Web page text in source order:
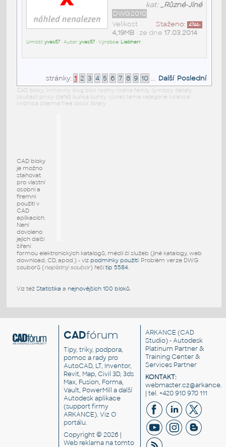
kat:_Různé-Jiné
DWG2010
Staženo: 4744x
Velikost
4,19MB• ze dne 17.03.2014
Umístil:yves57• Autor:yves57• Výrobce: Liebherr
stránky: 1 2 3 4 5 6 7 8 9 10 ... Další Poslední
CAD bloky: knihovny dwg blok rodiny rodina family symboly detaily
součásti prvky stafáž buňka buňky výkres téma kategorie kolekce
knižnica zdarma free block library
CAD bloky
je možno
stahovat
pro vlastní
osobní a
firemní
použití v
CAD
aplikacích.
Není
dovoleno
jejich další
šíření
formou elektronických katalogů, médií či služeb (jiné katalogy, web
download, CD, apod.) - viz podmínky použití. Problém verze DWG
souborů (neplatný soubor) řešítip 5584.
Viz též Statistika a nejnovějších 100 bloků.
CADfórum
Tipy, triky, podpora,
pomoc a rady pro
AutoCAD, LT, Inventor,
Revit, Map, Civil 3D, 3ds
Max, Fusion, Forma,
Vault, PowerMill a další
Autodesk aplikace
(support firmy
ARKANCE). VizO
portálu.
Copyright © 2026 |
Web reklama na tomto
ARKANCE (CAD
Studio) - Autodesk
Platinum Partner &
Training Center &
Services Partner
KONTAKT:
| tel. +420 910 970 111